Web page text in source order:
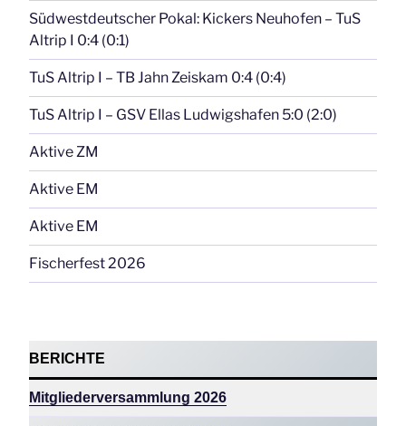
Südwestdeutscher Pokal: Kickers Neuhofen – TuS
Altrip I 0:4 (0:1)
TuS Altrip I – TB Jahn Zeiskam 0:4 (0:4)
TuS Altrip I – GSV Ellas Ludwigshafen 5:0 (2:0)
Aktive ZM
Aktive EM
Aktive EM
Fischerfest 2026
BERICHTE
Mitgliederversammlung 2026